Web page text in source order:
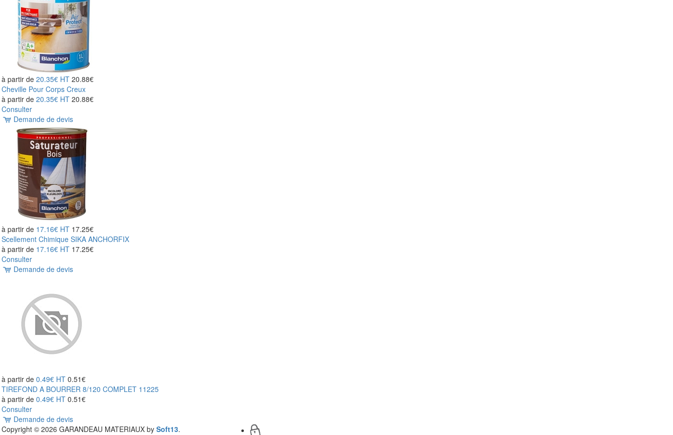
à partir de 20.35€ HT 20.88€
Cheville Pour Corps Creux
à partir de 20.35€ HT 20.88€
Consulter
Demande de devis
à partir de 17.16€ HT 17.25€
Scellement Chimique SIKA ANCHORFIX
à partir de 17.16€ HT 17.25€
Consulter
Demande de devis
à partir de 0.49€ HT 0.51€
TIREFOND A BOURRER 8/120 COMPLET 11225
à partir de 0.49€ HT 0.51€
Consulter
Demande de devis
Copyright© 2026 GARANDEAU MATERIAUX by Soft13.